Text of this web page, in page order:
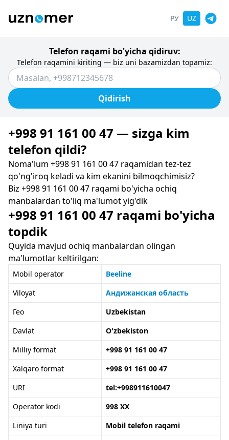
РУ UZ
Telefon raqami bo'yicha qidiruv:
Telefon raqamini kiriting — biz uni bazamizdan topamiz:
Qidirish
+998 91 161 00 47 — sizga kim
telefon qildi?
Noma'lum +998 91 161 00 47 raqamidan tez-tez
qo'ng'iroq keladi va kim ekanini bilmoqchimisiz?
Biz +998 91 161 00 47 raqami bo'yicha ochiq
manbalardan to'liq ma'lumot yig'dik
+998 91 161 00 47 raqami bo'yicha
topdik
Quyida mavjud ochiq manbalardan olingan
ma'lumotlar keltirilgan:
Mobil operator
Beeline
Viloyat
Андижанская область
Гео
Uzbekistan
Davlat
O'zbekiston
Milliy format
+998 91 161 00 47
Xalqaro format
+998 91 161 00 47
URI
tel:+998911610047
Operator kodi
998 XX
Liniya turi
Mobil telefon raqami